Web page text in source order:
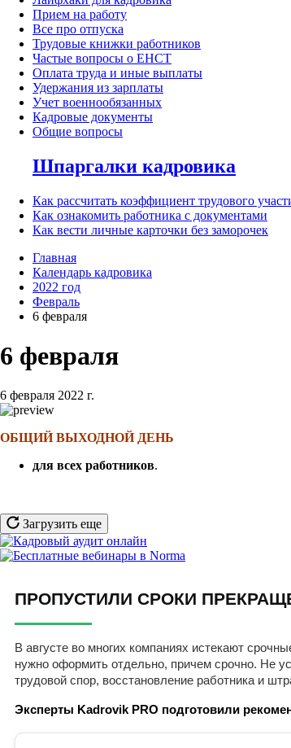
Прием на работу
Все про отпуска
Трудовые книжки работников
Частые вопросы о ЕНСТ
Оплата труда и иные выплаты
Удержания из зарплаты
Учет военнообязанных
Кадровые документы
Общие вопросы
Шпаргалки кадровика
Как рассчитать коэффициент трудового
Как ознакомить работника с документами
Как вести личные карточки без заморочек
Главная
Календарь кадровика
2022 год
Февраль
6 февраля
6 февраля
6 февраля 2022 г.
ОБЩИЙ ВЫХОДНОЙ ДЕНЬ
для всех работников.
Загрузить еще
ПРОПУСТИЛИ СРОКИ
В августе во многих компаниях истекают
нужно оформить отдельно, причем срочно. Не
трудовой спор, восстановление работника и
Эксперты Kadrovik PRO подготовили